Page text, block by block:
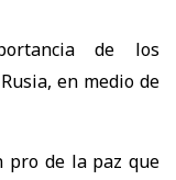
de los
en medio de
pro de la paz que